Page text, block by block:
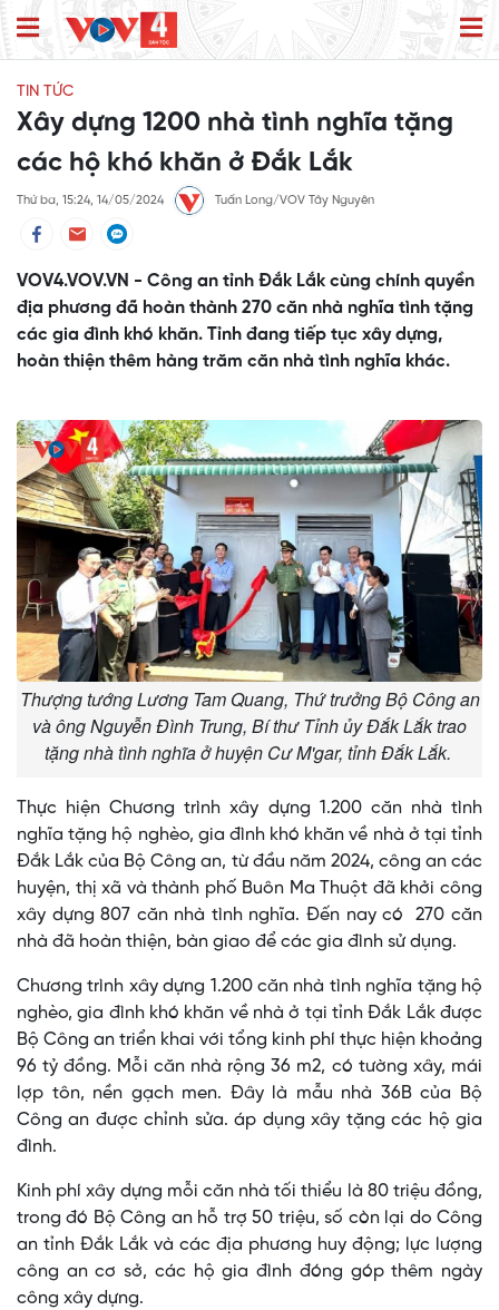
TIN TỨC
Xây dựng 1200 nhà tình nghĩa tặng
các hộ khó khăn ở Đắk Lắk
Thứ ba, 15:24, 14/05/2024 Tuấn Long/VOV Tây Nguyên
VOV4.VOV.VN - Công an tỉnh Đắk Lắk cùng chính quyền
địa phương đã hoàn thành 270 căn nhà nghĩa tình tặng
các gia đình khó khăn. Tỉnh đang tiếp tục xây dựng,
hoàn thiện thêm hàng trăm căn nhà tình nghĩa khác.
Thượng tướng Lương Tam Quang, Thứ trưởng Bộ Công an
và ông Nguyễn Đình Trung, Bí thư Tỉnh ủy Đắk Lắk trao
tặng nhà tình nghĩa ở huyện Cư M'gar, tỉnh Đắk Lắk.
Thực hiện Chương trình xây dựng 1.200 căn nhà tình
nghĩa tặng hộ nghèo, gia đình khó khăn về nhà ở tại tỉnh
Đắk Lắk của Bộ Công an, từ đầu năm 2024, công an các
huyện, thị xã và thành phố Buôn Ma Thuột đã khởi công
xây dựng 807 căn nhà tình nghĩa. Đến nay có 270 căn
nhà đã hoàn thiện, bàn giao để các gia đình sử dụng.
Chương trình xây dựng 1.200 căn nhà tình nghĩa tặng hộ
nghèo, gia đình khó khăn về nhà ở tại tỉnh Đắk Lắk được
Bộ Công an triển khai với tổng kinh phí thực hiện khoảng
96 tỷ đồng. Mỗi căn nhà rộng 36 m2, có tường xây, mái
lợp tôn, nền gạch men. Đây là mẫu nhà 36B của Bộ
Công an được chỉnh sửa. áp dụng xây tặng các hộ gia
đình.
Kinh phí xây dựng mỗi căn nhà tối thiểu là 80 triệu đồng,
trong đó Bộ Công an hỗ trợ 50 triệu, số còn lại do Công
an tỉnh Đắk Lắk và các địa phương huy động; lực lượng
công an cơ sở, các hộ gia đình đóng góp thêm ngày
công xây dựng.